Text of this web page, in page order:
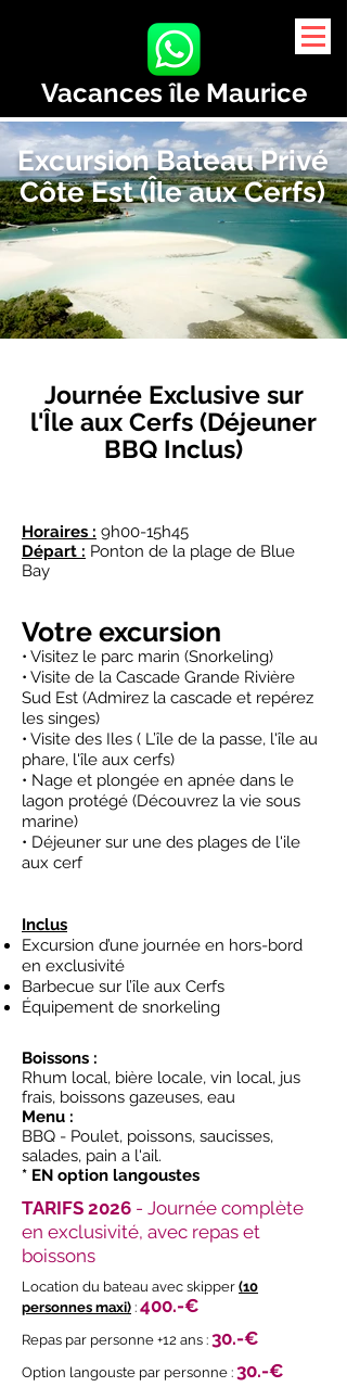
Vacances île Maurice
Excursion Bateau Privé
Côte Est (Île aux Cerfs)
Journée Exclusive sur
l'Île aux Cerfs (Déjeuner
BBQ Inclus)
Horaires : 9h00-15h45
Départ : Ponton de la plage de Blue
Bay
Votre excursion
• Visitez le parc marin (Snorkeling)
• Visite de la Cascade Grande Rivière
Sud Est (Admirez la cascade et repérez
les singes)
• Visite des Iles ( L’île de la passe, l'île au
phare, l'île aux cerfs)
• Nage et plongée en apnée dans le
lagon protégé (Découvrez la vie sous
marine)
• Déjeuner sur une des plages de l'ile
aux cerf
Inclus
Excursion d’une journée en hors-bord
en exclusivité
Barbecue sur l’île aux Cerfs
Équipement de snorkeling
Boissons :
Rhum local, bière locale, vin local, jus
frais, boissons gazeuses, eau
Menu :
BBQ - Poulet, poissons, saucisses,
salades, pain a l'ail.
* EN option langoustes
TARIFS 2026 - Journée complète
en exclusivité, avec repas et
boissons
Location du bateau avec skipper (10
personnes maxi) : 400.-€
Repas par personne +12 ans : 30.-€
Option langouste par personne : 30.-€